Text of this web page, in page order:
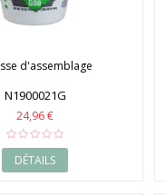
d'assemblage
N1900021G
24,96 €
DÉTAILS